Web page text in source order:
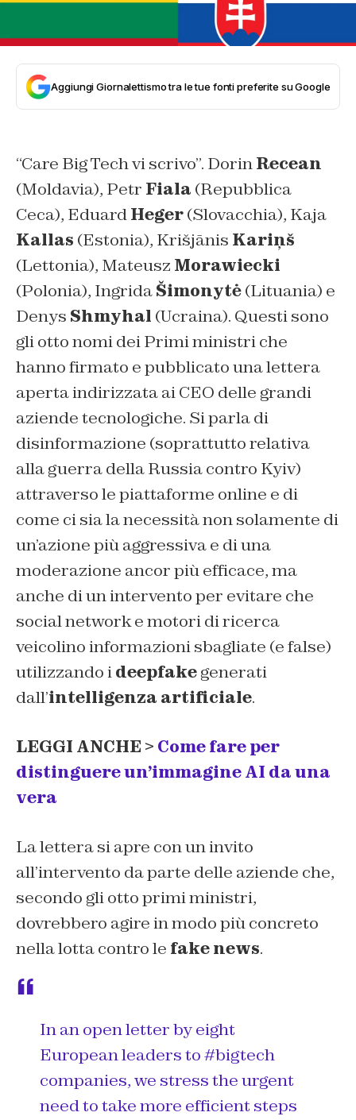
Aggiungi Giornalettismo tra le tue fonti preferite su Google
“Care Big Tech vi scrivo”. DorinRecean
(Moldavia), Petr Fiala (Repubblica
Ceca), EduardHeger(Slovacchia), Kaja
Kallas (Estonia), Krišjānis Kariņš
(Lettonia), Mateusz Morawiecki
(Polonia), IngridaŠimonytė(Lituania) e
Denys Shmyhal (Ucraina). Questi sono
gli otto nomi dei Primi ministri che
hanno firmato e pubblicato una lettera
aperta indirizzata ai CEO delle grandi
aziende tecnologiche. Si parla di
disinformazione (soprattutto relativa
alla guerra della Russia contro Kyiv)
attraverso le piattaforme online e di
come ci sia la necessità non solamente di
un’azione più aggressiva e di una
moderazione ancor più efficace, ma
anche di un intervento per evitare che
social network e motori di ricerca
veicolino informazioni sbagliate (e false)
utilizzando ideepfakegenerati
dall’intelligenza artificiale.
LEGGI ANCHE > Come fare per
distinguere un’immagine AI da una
vera
La lettera si apre con un invito
all’intervento da parte delle aziende che,
secondo gli otto primi ministri,
dovrebbero agire in modo più concreto
nella lotta contro le fake news.
In an open letter by eight
European leaders to#bigtech
companies, we stress the urgent
need to take more efficient steps